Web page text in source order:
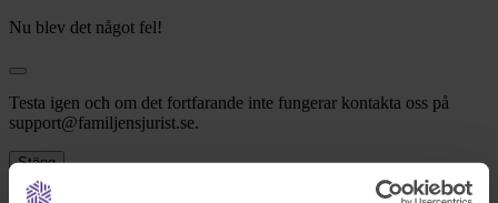
Nu blev det något fel!
Testa igen och om det fortfarande inte fungerar kontakta oss på
support@familjensjurist.se.
Stäng